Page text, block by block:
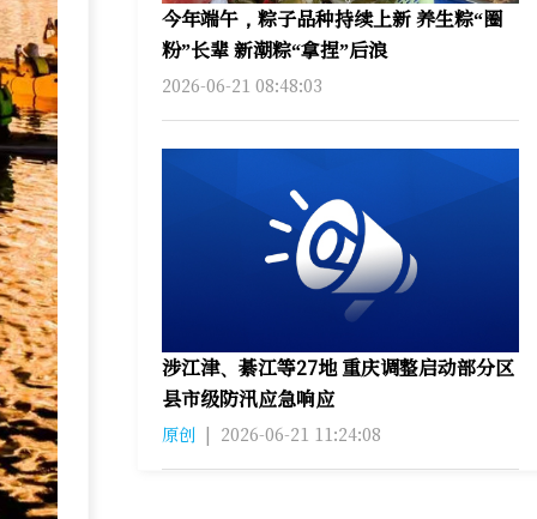
今年端午，粽子品种持续上新 养生粽“圈
粉”长辈 新潮粽“拿捏”后浪
2026-06-21 08:48:03
涉江津、綦江等27地 重庆调整启动部分区
县市级防汛应急响应
原创 | 2026-06-21 11:24:08